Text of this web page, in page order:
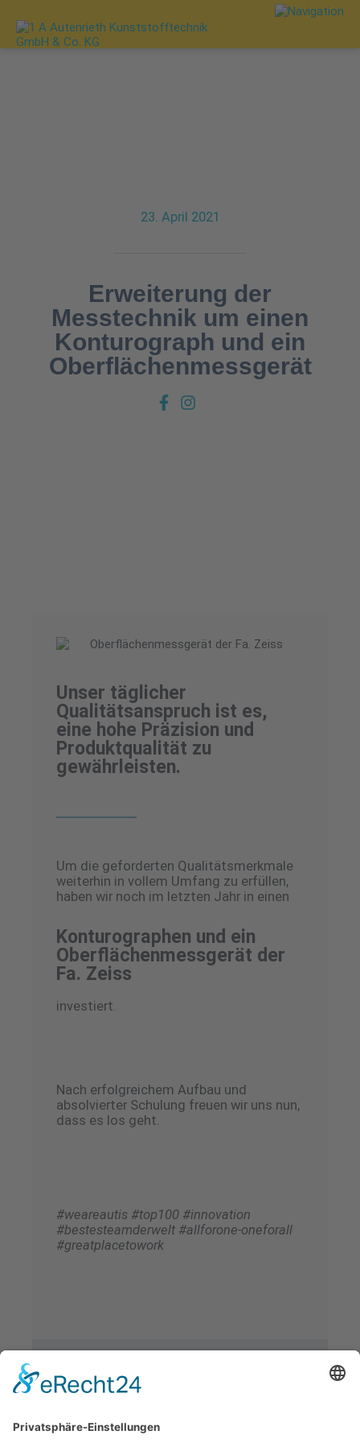
23. April 2021
Erweiterung der
Messtechnik um einen
Konturograph und ein
Oberflächenmessgerät
Unser täglicher
Qualitätsanspruch ist es,
eine hohe Präzision und
Produktqualität zu
gewährleisten.
Um die geforderten Qualitätsmerkmale
weiterhin in vollem Umfang zu erfüllen,
haben wir noch im letzten Jahr in einen
Konturographen und ein
Oberflächenmessgerät der
Fa. Zeiss
investiert.
Nach erfolgreichem Aufbau und
absolvierter Schulung freuen wir uns nun,
dass es los geht.
#weareautis #top100 #innovation
#bestesteamderwelt #allforone-oneforall
#greatplacetowork